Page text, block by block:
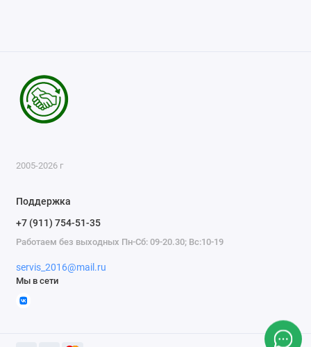
2005-2026 г
Поддержка
+7 (911) 754-51-35
Работаем без выходных Пн-Сб: 09-20.30; Вс:10-19
servis_2016@mail.ru
Мы в сети